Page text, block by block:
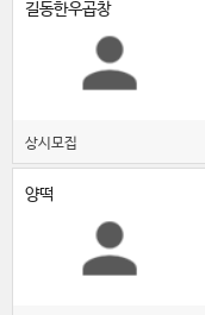
길동한우곱창
상시모집
양떡